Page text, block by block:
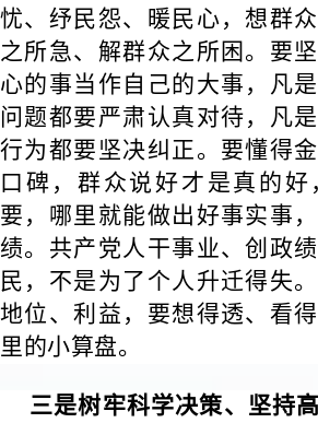
忧、纾民怨、暖民心，想群
之所急、解群众之所困。要
心的事当作自己的大事，凡
问题都要严肃认真对待，凡
行为都要坚决纠正。要懂得
口碑，群众说好才是真的好
要，哪里就能做出好事实事
绩。共产党人干事业、创政
民，不是为了个人升迁得失
地位、利益，要想得透、看
里的小算盘。
三是树牢科学决策、坚持